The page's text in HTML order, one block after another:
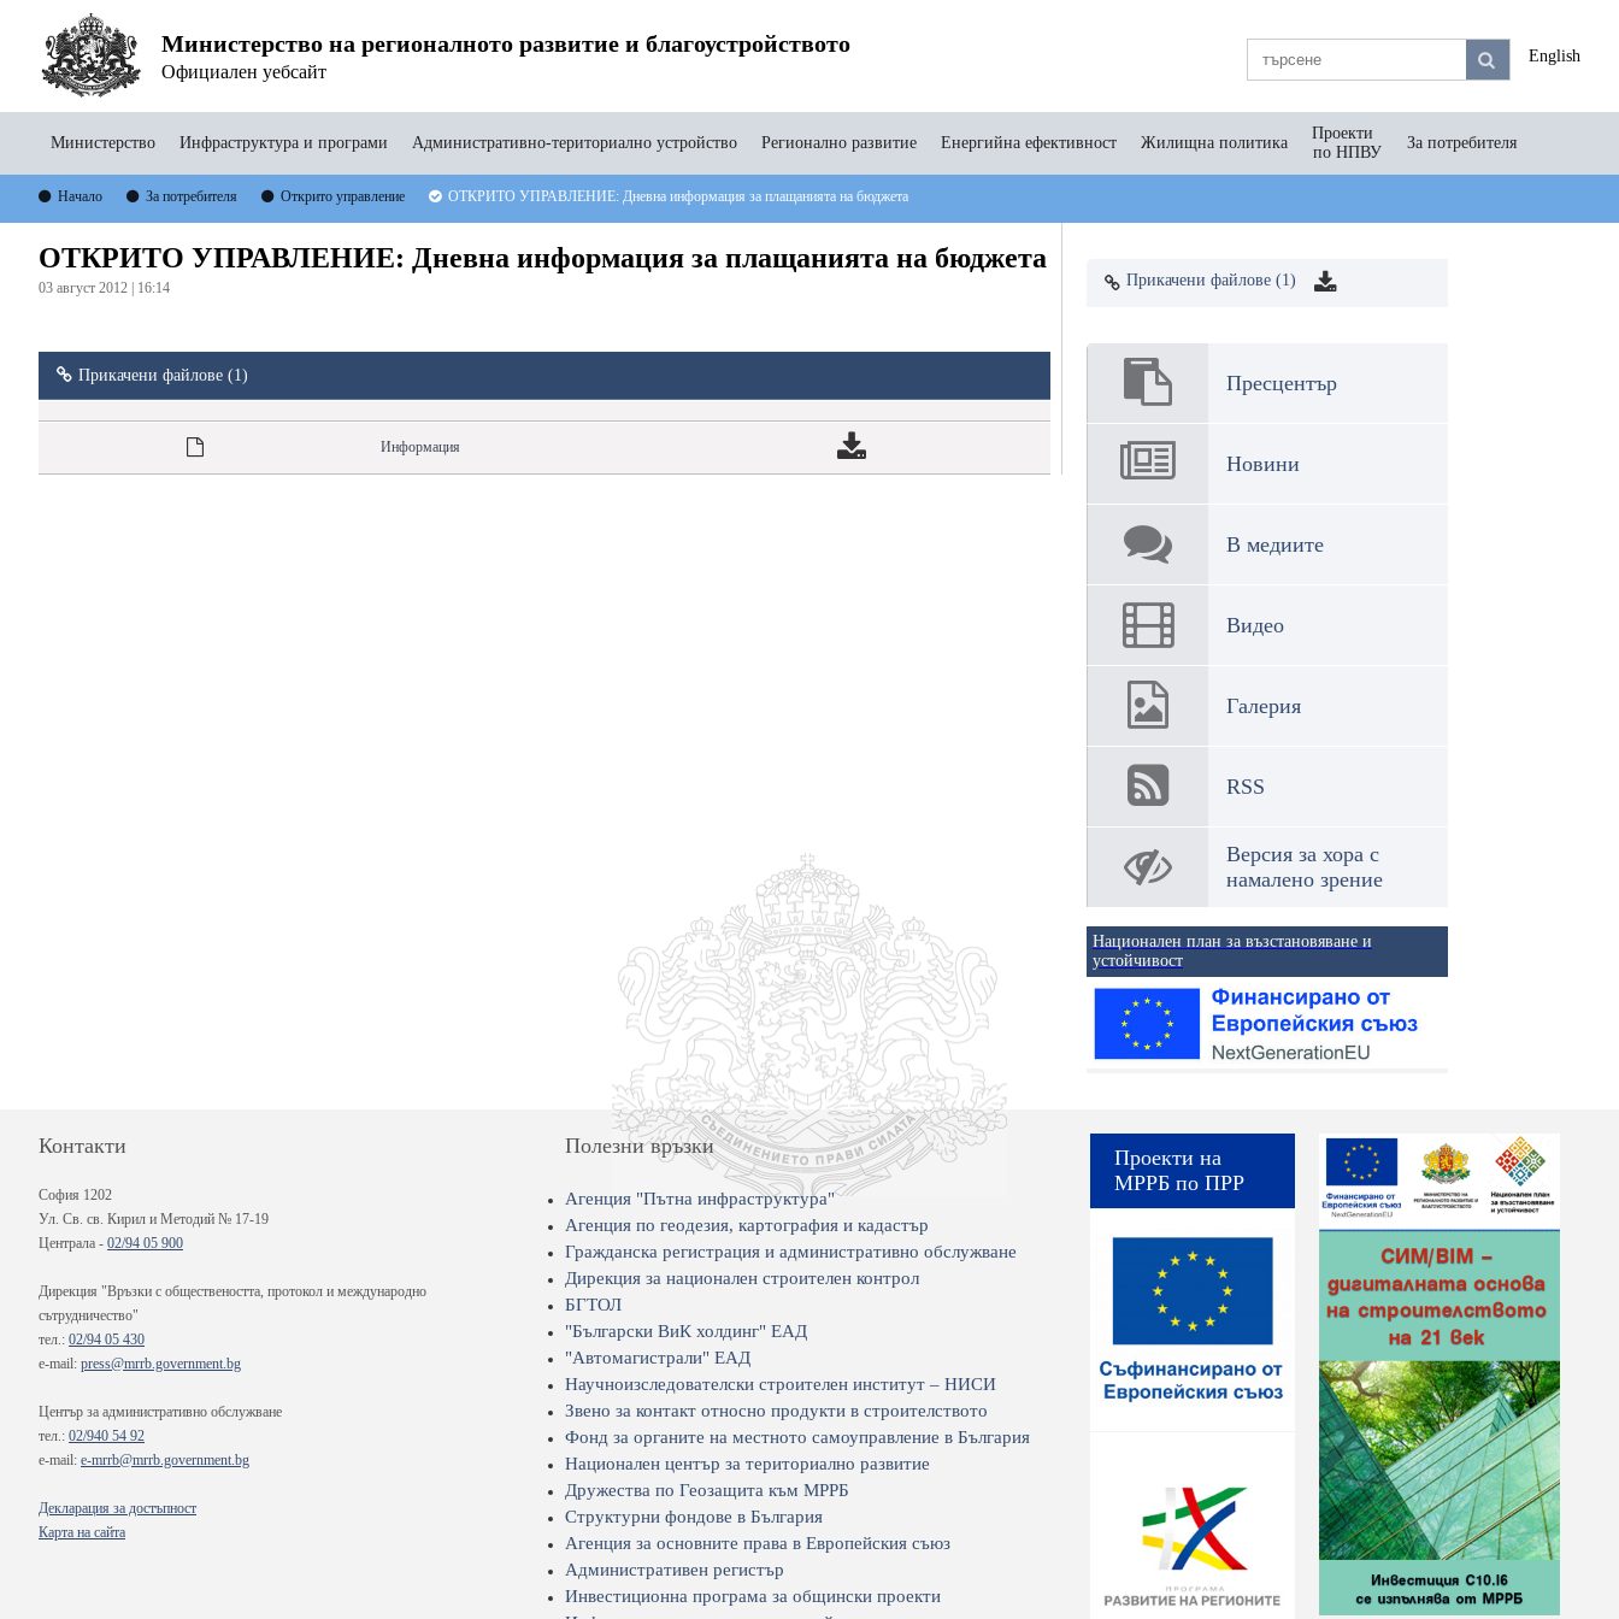
Министерство на регионалното развитие и благоустройството
Официален уебсайт
English
Министерство Инфраструктура и програми Административно-териториално устройство Регионално развитие Енергийна ефективност Жилищна политика
Проекти
по НПВУ
За потребителя
Начало За потребителя Открито управление ОТКРИТО УПРАВЛЕНИЕ: Дневна информация за плащанията на бюджета
ОТКРИТО УПРАВЛЕНИЕ: Дневна информация за плащанията на бюджета
03 август 2012 | 16:14
Прикачени файлове (1)
Информация
Прикачени файлове (1)
Пресцентър
Новини
В медиите
Видео
Галерия
RSS
Версия за хора с
намалено зрение
Национален план за възстановяване и
устойчивост
Контакти
София 1202
Ул. Св. св. Кирил и Методий № 17-19
Централа - 02/94 05 900
Дирекция "Връзки с обществеността, протокол и международно
сътрудничество"
тел.: 02/94 05 430
e-mail: press@mrrb.government.bg
Център за административно обслужване
тел.: 02/940 54 92
e-mail: e-mrrb@mrrb.government.bg
Декларация за достъпност
Карта на сайта
Полезни връзки
Агенция "Пътна инфраструктура"
Агенция по геодезия, картография и кадастър
Гражданска регистрация и административно обслужване
Дирекция за национален строителен контрол
БГТОЛ
"Български ВиК холдинг" ЕАД
"Автомагистрали" ЕАД
Научноизследователски строителен институт – НИСИ
Звено за контакт относно продукти в строителството
Фонд за органите на местното самоуправление в България
Национален център за териториално развитие
Дружества по Геозащита към МРРБ
Структурни фондове в България
Агенция за основните права в Европейския съюз
Административен регистър
Инвестиционна програма за общински проекти
Проекти на
МРРБ по ПРР